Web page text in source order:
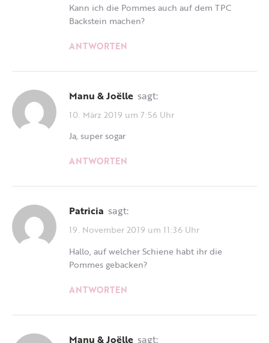
Kann ich die Pommes auch auf dem TPC
Backstein machen?
ANTWORTEN
Manu & Joëlle sagt:
10. März 2019 um 7:56 Uhr
Ja, super sogar
ANTWORTEN
Patricia sagt:
19. November 2019 um 11:36 Uhr
Hallo, auf welcher Schiene habt ihr die
Pommes gebacken?
ANTWORTEN
Manu & Joëlle sagt: